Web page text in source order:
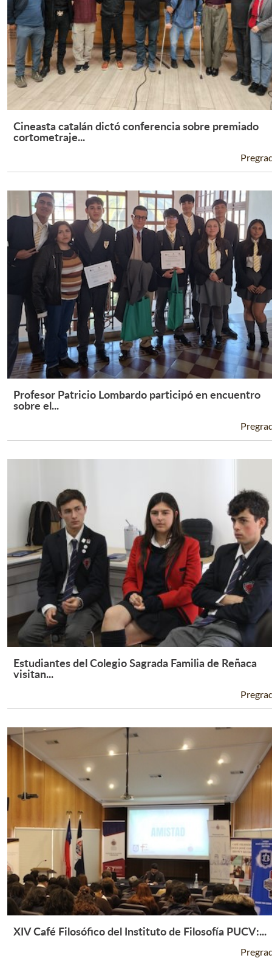
Leer Más +
Cineasta catalán dictó conferencia sobre premiado
cortometraje...
Leer Más +
Profesor Patricio Lombardo participó en encuentro
sobre el...
Leer Más +
Estudiantes del Colegio Sagrada Familia de Reñaca
visitan...
Leer Más +
XIV Café Filosófico del Instituto de Filosofía PUCV:...